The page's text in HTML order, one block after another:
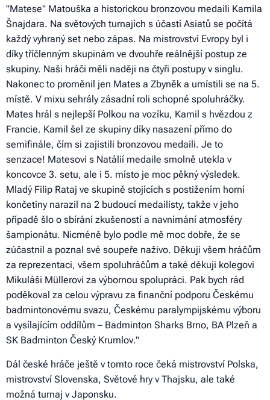
"Matese" Matouška a historickou bronzovou medaili Kamila
Šnajdara. Na světových turnajích s účastí Asiatů se počítá
každý vyhraný set nebo zápas. Na mistrovství Evropy byl i
díky tříčlenným skupinám ve dvouhře reálnější postup ze
skupiny. Naši hráči měli naději na čtyři postupy v singlu.
Nakonec to proměnil jen Mates a Zbyněk a umístili se na 5.
místě. V mixu sehrály zásadní roli schopné spoluhráčky.
Mates hrál s nejlepší Polkou na vozíku, Kamil s hvězdou z
Francie. Kamil šel ze skupiny díky nasazení přímo do
semifinále, čím si zajistili bronzovou medaili. Je to
senzace! Matesovi s Natálií medaile smolně utekla v
koncovce 3. setu, ale i 5. místo je moc pěkný výsledek.
Mladý Filip Rataj ve skupině stojících s postižením horní
končetiny narazil na 2 budoucí medailisty, takže v jeho
případě šlo o sbírání zkušeností a navnímání atmosféry
šampionátu. Nicméně bylo podle mě moc dobře, že se
zúčastnil a poznal své soupeře naživo. Děkuji všem hráčům
za reprezentaci, všem spoluhráčům a také děkuji kolegovi
Mikuláši Müllerovi za výbornou spolupráci. Pak bych rád
poděkoval za celou výpravu za finanční podporu Českému
badmintonovému svazu, Českému paralympijskému výboru
a vysílajícím oddílům – Badminton Sharks Brno, BA Plzeň a
SK Badminton Český Krumlov."
Dál české hráče ještě v tomto roce čeká mistrovství Polska,
mistrovství Slovenska, Světové hry v Thajsku, ale také
možná turnaj v Japonsku.